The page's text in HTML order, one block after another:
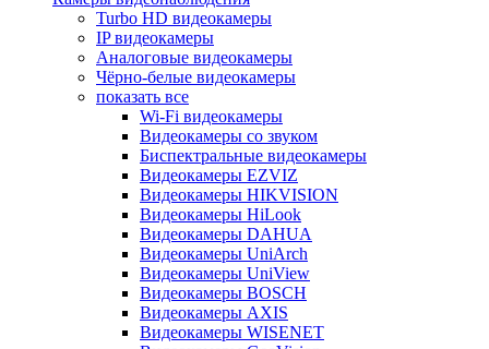
Turbo HD видеокамеры
IP видеокамеры
Аналоговые видеокамеры
Чёрно-белые видеокамеры
показать все
Wi-Fi видеокамеры
Видеокамеры со звуком
Биспектральные видеокамеры
Видеокамеры EZVIZ
Видеокамеры HIKVISION
Видеокамеры HiLook
Видеокамеры DAHUA
Видеокамеры UniArch
Видеокамеры UniView
Видеокамеры BOSCH
Видеокамеры AXIS
Видеокамеры WISENET